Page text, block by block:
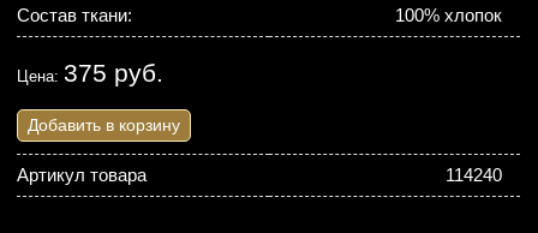
Состав ткани: 100% хлопок
Цена:375 руб.
Добавить в корзину
Артикул товара 114240